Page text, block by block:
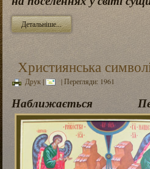
Детальніше...
Християнська
Друк| | Перегляди: 1961
Наближається